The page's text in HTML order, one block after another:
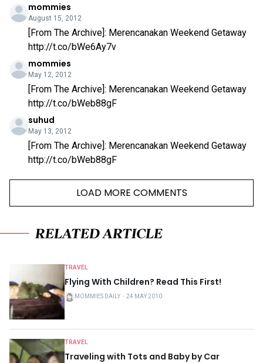
mommies
August 15, 2012
[From The Archive]: Merencanakan Weekend Getaway
http://t.co/bWe6Ay7v
mommies
May 12, 2012
[From The Archive]: Merencanakan Weekend Getaway
http://t.co/bWeb88gF
suhud
May 13, 2012
[From The Archive]: Merencanakan Weekend Getaway
http://t.co/bWeb88gF
LOAD MORE COMMENTS
RELATED ARTICLE
TRAVEL
Flying With Children? Read This First!
MOMMIES DAILY ・ 24 MAY 2010
TRAVEL
Traveling with Tots and Baby by Car